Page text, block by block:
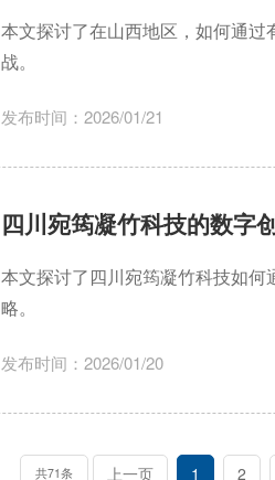
本文探讨了在山西地区，如何通
战。
发布时间：2026/01/21
四川宛筠凝竹科技的数字
本文探讨了四川宛筠凝竹科技如
略。
发布时间：2026/01/20
共71条 上一页 1 2